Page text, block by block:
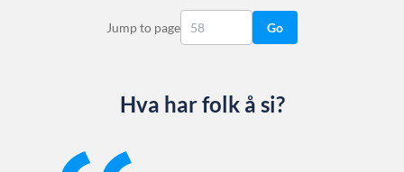
Jump to page Go
Hva har folk å si?